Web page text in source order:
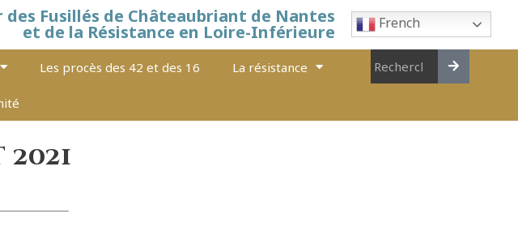
Fusillés de Châteaubriant de Nantes
et de la Résistance en Loire-Inférieure French
Les procès des 42 et des 16 La résistance